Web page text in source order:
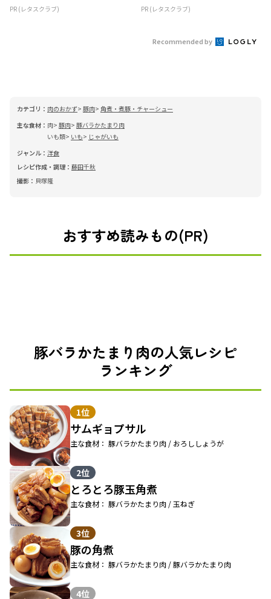
PR (レタスクラブ) PR (レタスクラブ)
Recommended by
カテゴリ： 肉のおかず 豚肉 角煮・煮豚・チャーシュー
主な食材： 肉 豚肉 豚バラかたまり肉
いも類
いも
じゃがいも
ジャンル： 洋食
レシピ作成・調理： 藤田千秋
撮影： 貝塚隆
おすすめ読みもの(PR)
豚バラかたまり肉の人気レシピ
ランキング
1位
サムギョプサル
主な食材： 豚バラかたまり肉 / おろししょうが
2位
とろとろ豚玉角煮
主な食材： 豚バラかたまり肉 / 玉ねぎ
3位
豚の角煮
主な食材： 豚バラかたまり肉 / 豚バラかたまり肉
4位